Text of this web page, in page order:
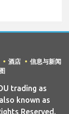
酒店
信息与新闻
trading as
known as
Reserved.